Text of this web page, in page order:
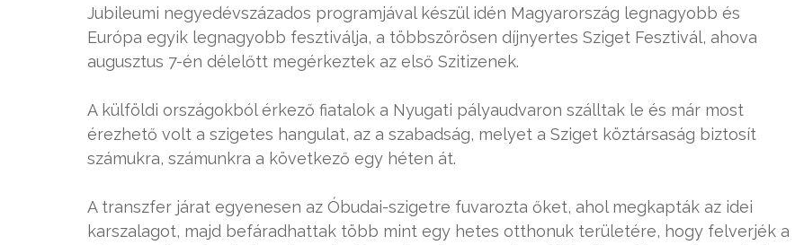
Jubileumi negyedévszázados programjával készül idén Magyarország legnagyobb és
Európa egyik legnagyobb fesztiválja, a többszörösen díjnyertes Sziget Fesztivál, ahova
augusztus 7-én délelőtt megérkeztek az első Szitizenek.
A külföldi országokból érkező fiatalok a Nyugati pályaudvaron szálltak le és már most
érezhető volt a szigetes hangulat, az a szabadság, melyet a Sziget köztársaság biztosít
számukra, számunkra a következő egy héten át.
A transzfer járat egyenesen az Óbudai-szigetre fuvarozta őket, ahol megkapták az idei
karszalagot, majd befáradhattak több mint egy hetes otthonuk területére, hogy felverjék a